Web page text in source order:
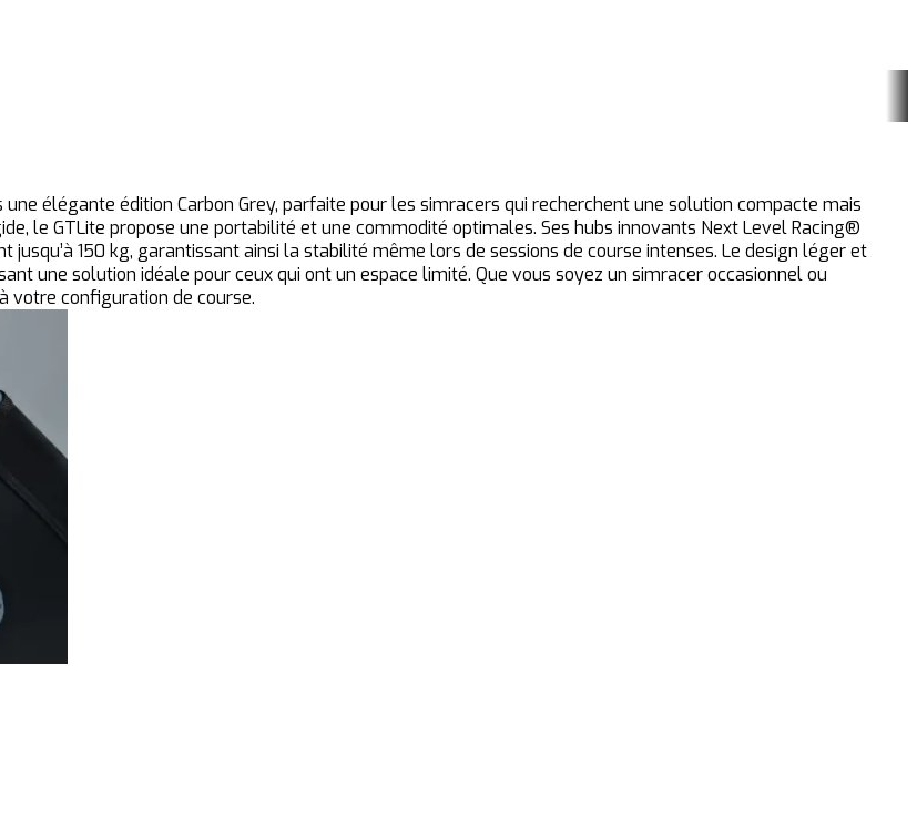
élégante édition Carbon Grey, parfaite pour les simracers qui recherchent une solution compacte mais
le GTLite propose une portabilité et une commodité optimales. Ses hubs innovants Next Level Racing®
150 kg, garantissant ainsi la stabilité même lors de sessions de course intenses. Le design léger et
une solution idéale pour ceux qui ont un espace limité. Que vous soyez un simracer occasionnel ou
votre configuration de course.